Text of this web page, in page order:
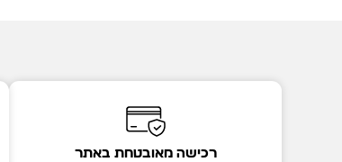
רכישה מאובטחת באתר